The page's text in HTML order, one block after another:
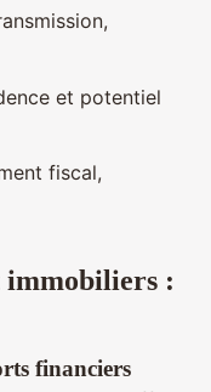
et potentiel
fiscal,
immobiliers :
financiers